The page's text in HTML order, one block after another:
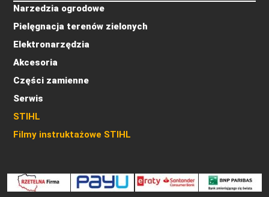
Narzedzia ogrodowe
Pielęgnacja terenów zielonych
Elektronarzędzia
Akcesoria
Części zamienne
Serwis
STIHL
Filmy instruktażowe STIHL